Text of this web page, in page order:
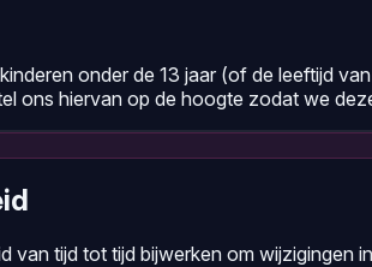
onder de 13 jaar (of de leeftijd
ons hiervan op de hoogte zodat we
van tijd tot tijd bijwerken om